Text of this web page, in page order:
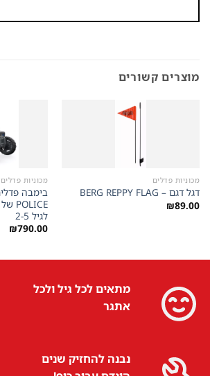
מוצרים קשורים
מכוניות פדלים
דגל דגם – BERG REPPY FLAG
₪89.00
מכוניות פדלים
לגיל 2-5
₪790.00
מתאים לכל גיל ולכל
אתגר
נבנה להחזיק שנים